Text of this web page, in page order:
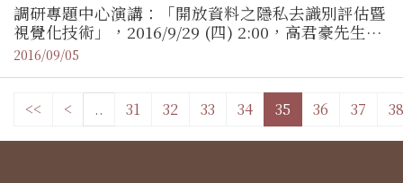
調研專題中心演講：「開放資料之隱私去識別評估暨
視覺化技術」，2016/9/29 (四) 2:00，高君豪先生
（資策會正工程師）
2016/09/05
<< < .. 31 32 33 34 35 36 37 38